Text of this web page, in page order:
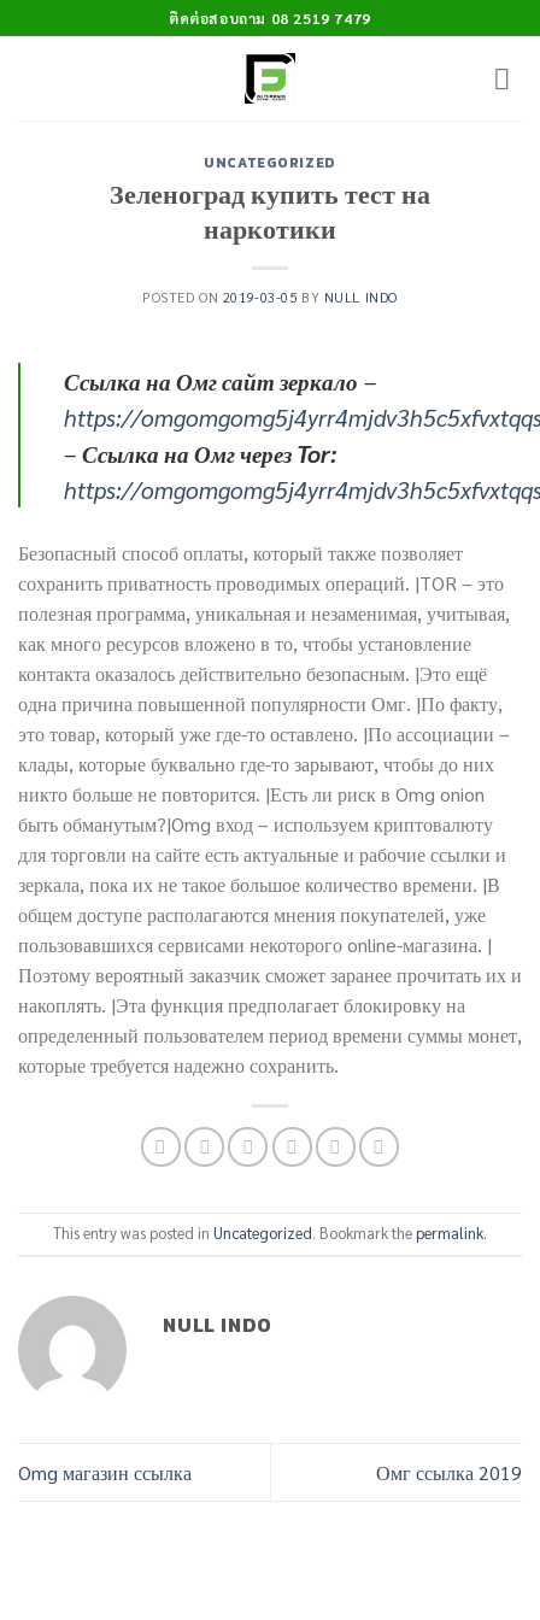
to
ติดต่อสอบถาม 08 2519 7479
UNCATEGORIZED
Зеленоград купить тест на
наркотики
POSTED ON 2019-03-05 BY NULL INDO
Ссылка на Омг сайт зеркало –
https://
– Ссылка на Омг через Tor:
https://
Безопасный способ оплаты, который также позволяет
сохранить приватность проводимых операций. |TOR – это
полезная программа, уникальная и незаменимая, учитывая,
как много ресурсов вложено в то, чтобы установление
контакта оказалось действительно безопасным. |Это ещё
одна причина повышенной популярности Омг. |По факту,
это товар, который уже где-то оставлено. |По ассоциации –
клады, которые буквально где-то зарывают, чтобы до них
никто больше не повторится. |Есть ли риск в Omg onion
быть обманутым?|Omg вход – используем криптовалюту
для торговли на сайте есть актуальные и рабочие ссылки и
зеркала, пока их не такое большое количество времени. |В
общем доступе располагаются мнения покупателей, уже
пользовавшихся сервисами некоторого online-магазина. |
Поэтому вероятный заказчик сможет заранее прочитать их и
накоплять. |Эта функция предполагает блокировку на
определенный пользователем период времени суммы монет,
которые требуется надежно сохранить.
This entry was posted in Uncategorized. Bookmark thepermalink.
NULL INDO
Omg магазин ссылка Омг ссылка 2019